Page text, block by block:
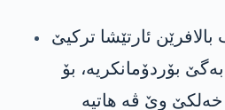
مەغرەب بالافرێن ئارتێشا تركیێ
بۆردۆمانکريە، بۆ
خەلکێ وێ ڤه‌ هاتيه‌